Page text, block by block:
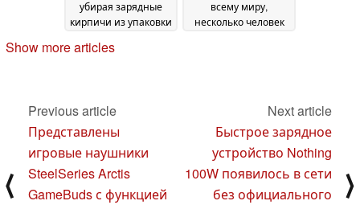
убирая зарядные
кирпичи из упаковки
14T и Xiaomi 14T Pro
всему миру,
несколько человек
Show more articles
⟨
Previous article
Представлены
игровые наушники
SteelSeries Arctis
GameBuds с функцией
Next article
Быстрое зарядное
устройство Nothing
100W появилось в сети
без официального
⟩